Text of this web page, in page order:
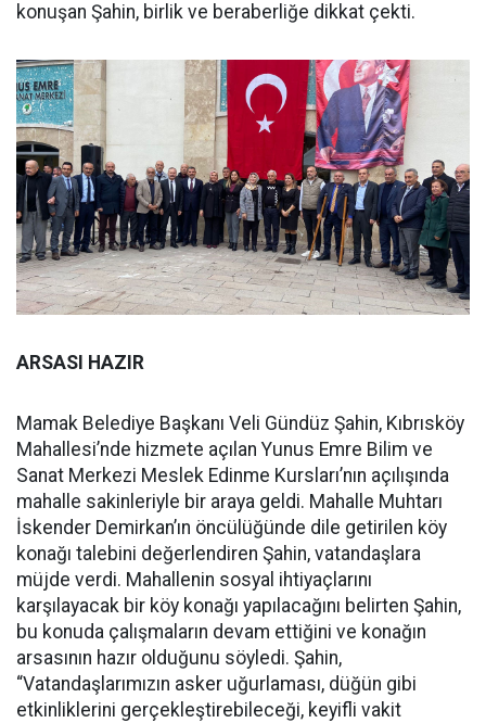
konuşan Şahin, birlik ve beraberliğe dikkat çekti.
ARSASI HAZIR
Mamak Belediye Başkanı Veli Gündüz Şahin, Kıbrısköy
Mahallesi’nde hizmete açılan Yunus Emre Bilim ve
Sanat Merkezi Meslek Edinme Kursları’nın açılışında
mahalle sakinleriyle bir araya geldi. Mahalle Muhtarı
İskender Demirkan’ın öncülüğünde dile getirilen köy
konağı talebini değerlendiren Şahin, vatandaşlara
müjde verdi. Mahallenin sosyal ihtiyaçlarını
karşılayacak bir köy konağı yapılacağını belirten Şahin,
bu konuda çalışmaların devam ettiğini ve konağın
arsasının hazır olduğunu söyledi. Şahin,
“Vatandaşlarımızın asker uğurlaması, düğün gibi
etkinliklerini gerçekleştirebileceği, keyifli vakit